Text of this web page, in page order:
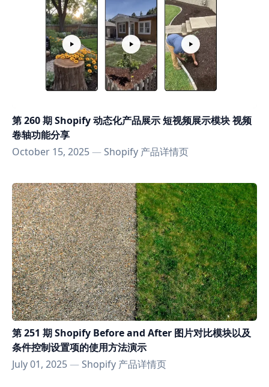
第 260 期 Shopify 动态化产品展示 短视频展示模块 视频
卷轴功能分享
October 15, 2025—Shopify 产品详情页
第 251 期 Shopify Before and After 图片对比模块以及
条件控制设置项的使用方法演示
July 01, 2025—Shopify 产品详情页